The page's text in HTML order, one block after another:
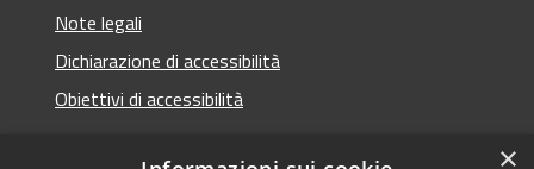
Note legali
Dichiarazione di accessibilità
Obiettivi di accessibilità
×